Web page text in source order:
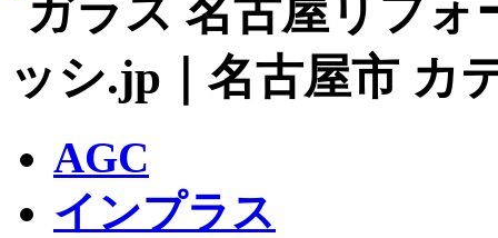
AGC
インプラス